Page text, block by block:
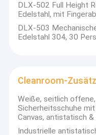
DLX-502 Full Height
Edelstahl, mit
DLX-503
Edelstahl 304, 30
Cleanroom-
Weiße, seitlich
Sicherheitsschuhe
Canvas, antistatisch
Industrielle